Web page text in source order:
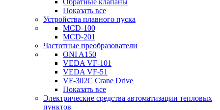
Обратные клапаны
Показать все
Устройства плавного пуска
MCD-100
MCD-201
Частотные преобразователи
ONI A150
VEDA VF-101
VEDA VF-51
VF-302C Crane Drive
Показать все
Электрические средства автоматизации тепловых
пунктов